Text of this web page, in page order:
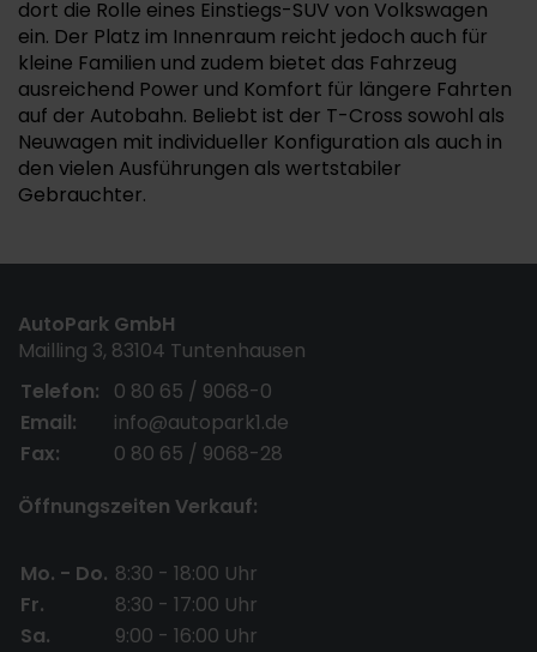
dort die Rolle eines Einstiegs-SUV von Volkswagen
ein. Der Platz im Innenraum reicht jedoch auch für
kleine Familien und zudem bietet das Fahrzeug
ausreichend Power und Komfort für längere Fahrten
auf der Autobahn. Beliebt ist der T-Cross sowohl als
Neuwagen mit individueller Konfiguration als auch in
den vielen Ausführungen als wertstabiler
Gebrauchter.
AutoPark GmbH
Mailling 3, 83104 Tuntenhausen
Telefon:
0 80 65 / 9068-0
Email:
info@autopark1.de
Fax:
0 80 65 / 9068-28
Öffnungszeiten Verkauf:
Mo. - Do. 8:30 - 18:00 Uhr
Fr.
8:30 - 17:00 Uhr
Sa.
9:00 - 16:00 Uhr